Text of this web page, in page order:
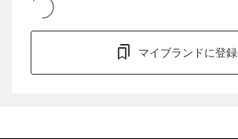
マイブランドに登録